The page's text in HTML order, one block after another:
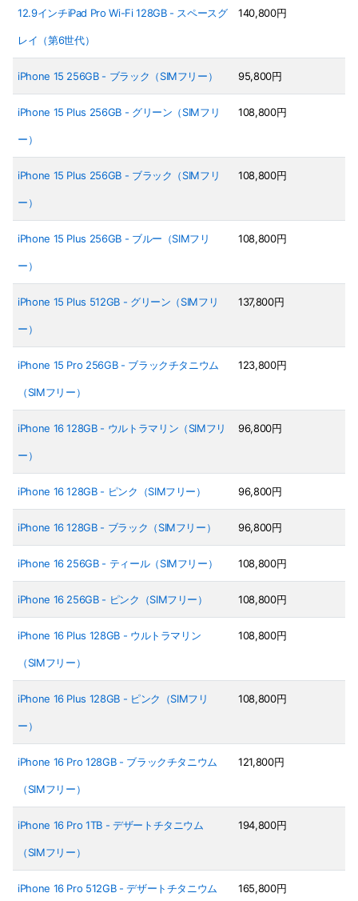
12.9インチiPad Pro Wi-Fi 128GB - スペースグ
レイ（第6世代）
140,800円
iPhone 15 256GB - ブラック（SIMフリー） 95,800円
iPhone 15 Plus 256GB - グリーン（SIMフリ
ー）
108,800円
iPhone 15 Plus 256GB - ブラック（SIMフリ
ー）
108,800円
iPhone 15 Plus 256GB - ブルー（SIMフリ
ー）
108,800円
iPhone 15 Plus 512GB - グリーン（SIMフリ
ー）
137,800円
iPhone 15 Pro 256GB - ブラックチタニウム
（SIMフリー）
123,800円
iPhone 16 128GB - ウルトラマリン（SIMフリ
ー）
96,800円
iPhone 16 128GB - ピンク（SIMフリー） 96,800円
iPhone 16 128GB - ブラック（SIMフリー） 96,800円
iPhone 16 256GB - ティール（SIMフリー） 108,800円
iPhone 16 256GB - ピンク（SIMフリー） 108,800円
iPhone 16 Plus 128GB - ウルトラマリン
（SIMフリー）
108,800円
iPhone 16 Plus 128GB - ピンク（SIMフリ
ー）
108,800円
iPhone 16 Pro 128GB - ブラックチタニウム
（SIMフリー）
121,800円
iPhone 16 Pro 1TB - デザートチタニウム
（SIMフリー）
194,800円
iPhone 16 Pro 512GB - デザートチタニウム 165,800円